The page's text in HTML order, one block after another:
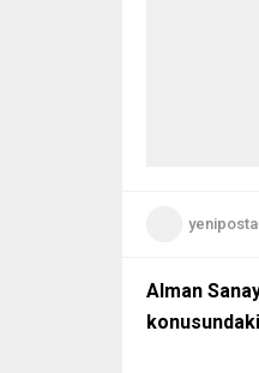
yeniposta
Alman